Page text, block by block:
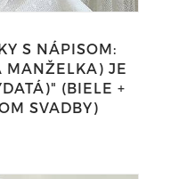
S NÁPISOM:
MANŽELKA) JE
(BIELE +
SVADBY)